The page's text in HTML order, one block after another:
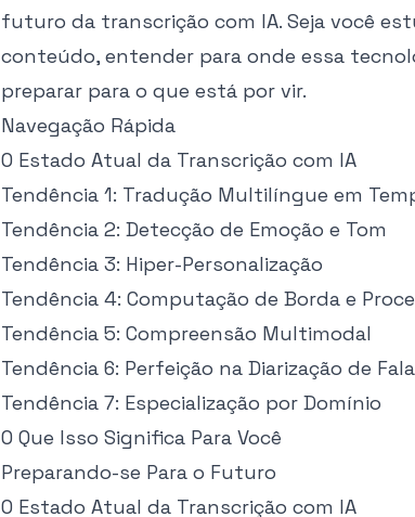
futuro da transcrição com IA. Seja você
conteúdo, entender para onde essa
preparar para o que está por vir.
Navegação Rápida
O Estado Atual da Transcrição com IA
Tendência 1: Tradução Multilíngue em
Tendência 2: Detecção de Emoção e Tom
Tendência 3: Hiper-Personalização
Tendência 4: Computação de Borda e
Tendência 5: Compreensão Multimodal
Tendência 6: Perfeição na Diarização de
Tendência 7: Especialização por Domínio
O Que Isso Significa Para Você
Preparando-se Para o Futuro
O Estado Atual da Transcrição com IA